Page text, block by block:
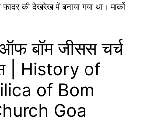
फादर की देखरेख में बनाया गया था। मार्को
बॉम जीसस चर्च
| History of
of Bom
Goa